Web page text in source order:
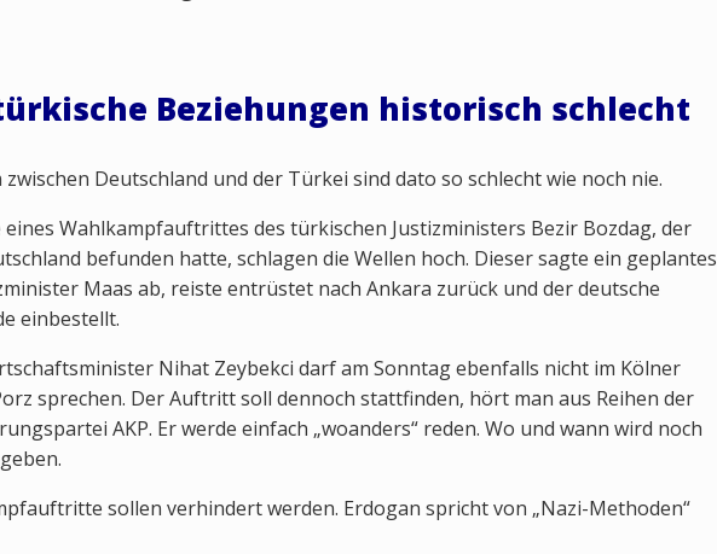
Beziehungen historisch schlecht
Deutschland und der Türkei sind dato so schlecht wie noch nie.
eines Wahlkampfauftrittes des türkischen Justizministers Bezir Bozdag, der
befunden hatte, schlagen die Wellen hoch. Dieser sagte ein geplantes
Maas ab, reiste entrüstet nach Ankara zurück und der deutsche
einbestellt.
Nihat Zeybekci darf am Sonntag ebenfalls nicht im Kölner
sprechen. Der Auftritt soll dennoch stattfinden, hört man aus Reihen der
AKP. Er werde einfach „woanders“ reden. Wo und wann wird noch
sollen verhindert werden. Erdogan spricht von „Nazi-Methoden“